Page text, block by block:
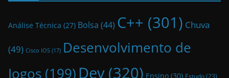
Análise Técnica (27) Bolsa (44) C++ (301) Chuva
(49) Cisco IOS (17) Desenvolvimento de
Jogos (199)Dev(320) Ensino (30)